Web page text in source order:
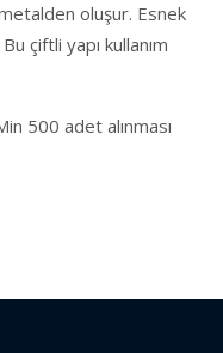
oluşur. Esnek
Bu çiftli yapı kullanım
500 adet alınması